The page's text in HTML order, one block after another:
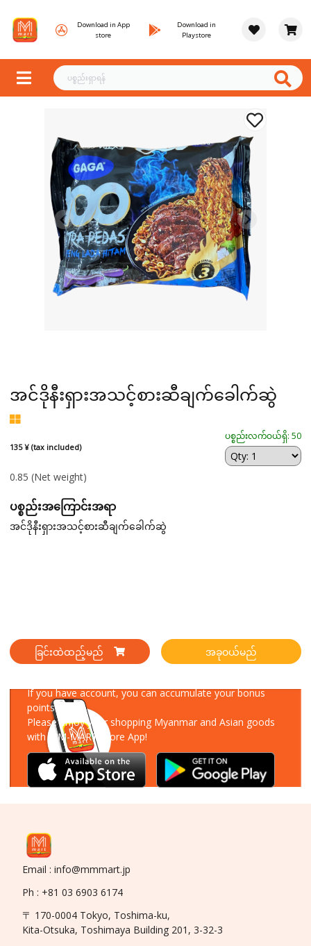
Download in App
store
Download in
Playstore
အင်ဒိုနီးရှားအသင့်စားဆီချက်ခေါက်ဆွဲ
135 ¥ (tax included)
ပစ္စည်းလက်ဝယ်ရှိ: 50
0.85 (Net weight)
ပစ္စည်းအကြောင်းအရာ
အင်ဒိုနီးရှားအသင့်စားဆီချက်ခေါက်ဆွဲ
ခြင်းထဲထည့်မည် အခုဝယ်မည်
If you have account, you can accumulate your bonus
points!
Please enjoy your shopping Myanmar and Asian goods
with MM-MART Store App!
Email : info@mmmart.jp
Ph : +81 03 6903 6174
〒 170-0004 Tokyo, Toshima-ku,
Kita-Otsuka, Toshimaya Building 201, 3-32-3